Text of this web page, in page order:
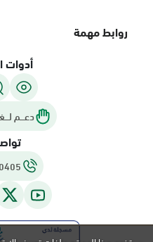
روابط مهمة
أدوات
دعـــم